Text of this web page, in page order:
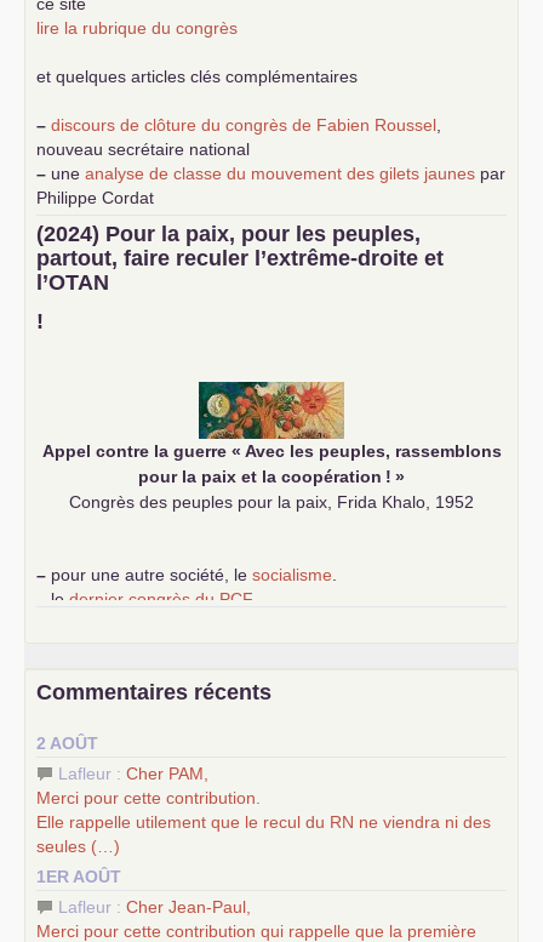
lire la rubrique du congrès
et quelques articles clés complémentaires
– discours de clôture du congrès de Fabien Roussel
nouveau secrétaire national
– une analyse de classe du mouvement des gilets jaunes par
Philippe Cordat
–
un texte de Jean-Claude Delaunay
le marxisme est la
science sociale de notre temps
–un appel proposé aux partis communistes et ouvrier
d’Europe
–
(2024) Pour la paix, pour les peuples,
partout, faire reculer l’extrême-droite et
l’OTAN
!
Appel contre la guerre « Avec les peuples, rassemblons
pour la paix et la coopération ! »
Congrès des peuples pour la paix, Frida Khalo, 1952
– pour une autre société, le socialisme
le dernier congrès du PCF
science sociale de notre temps
d’Europe
–lescinq chantiers pour contribuer au débat sur le projet
communiste
Commentaires récents
2 AOÛT
Lafleur : Cher PAM
Merci pour cette contribution.
Elle rappelle utilement que le recul du RN ne viendra ni des
seules (…)
1ER AOÛT
Lafleur : Cher Jean-Paul,
Merci pour cette contribution qui rappelle que la première